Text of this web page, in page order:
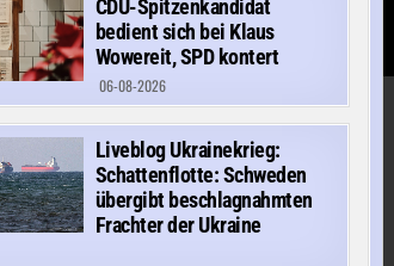
CDU-Spitzenkandidat
bedient sich bei Klaus
Wowereit, SPD kontert
06-08-2026
Liveblog Ukrainekrieg:
Schattenflotte: Schweden
übergibt beschlagnahmten
Frachter der Ukraine